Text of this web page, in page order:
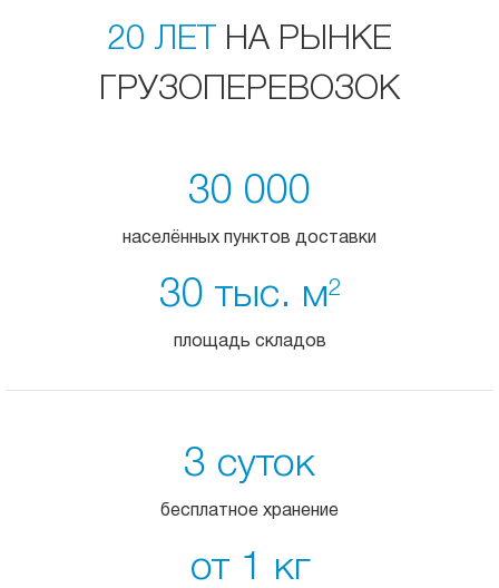
20 ЛЕТ
НА РЫНКЕ
ГРУЗОПЕРЕВОЗОК
30 000
населённых пунктов доставки
30 тыс. м2
площадь складов
3 суток
бесплатное хранение
от 1 кг